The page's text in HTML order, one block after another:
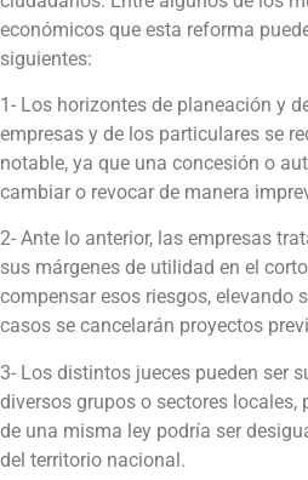
económicos que esta reforma
siguientes:
1- Los horizontes de planeación y
empresas y de los particulares se
notable, ya que una concesión o
cambiar o revocar de manera
2- Ante lo anterior, las empresas
sus márgenes de utilidad en el
compensar esos riesgos, elevando
casos se cancelarán proyectos
3- Los distintos jueces pueden ser
diversos grupos o sectores
de una misma ley podría ser
del territorio nacional.